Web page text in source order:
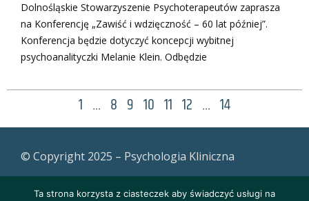
Dolnośląskie Stowarzyszenie Psychoterapeutów zaprasza
na Konferencję „Zawiść i wdzięczność – 60 lat później”.
Konferencja będzie dotyczyć koncepcji wybitnej
psychoanalityczki Melanie Klein. Odbędzie
1 … 8 9 10 11 12 … 14
© Copyright 2025 – Psychologia Kliniczna
Ta strona korzysta z ciasteczek aby świadczyć usługi na